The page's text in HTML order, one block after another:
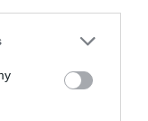
or more Google
You may click to
party tags to
in below Google